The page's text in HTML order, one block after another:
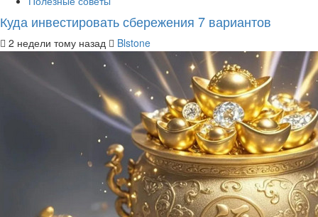
Куда инвестировать сбережения 7 вариантов
2 недели тому назад Blstone